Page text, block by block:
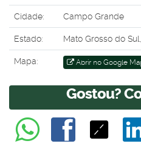
Cidade: Campo Grande
Estado: Mato Grosso do
Mapa: Abrir no Google
Gostou?